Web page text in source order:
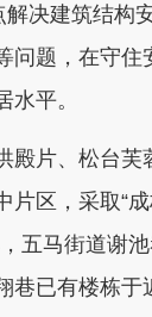
解决建筑结构
问题，在守住
水平。
片、松台芙
片区，采取“
五马街道谢
巷已有楼栋于